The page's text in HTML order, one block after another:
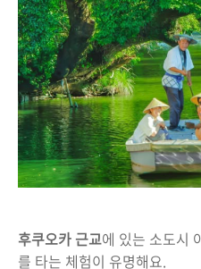
후쿠오카 근교에 있는 소도시
를 타는 체험이 유명해요.